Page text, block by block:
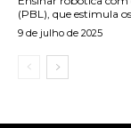
(PBL), que estimula
9 de julho de 2025